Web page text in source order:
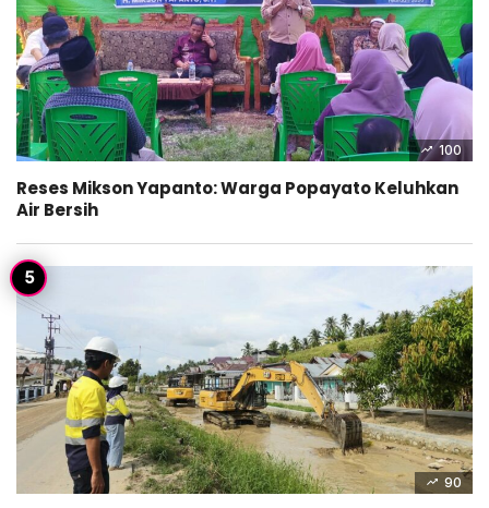
100
Reses Mikson Yapanto: Warga Popayato Keluhkan
Air Bersih
90